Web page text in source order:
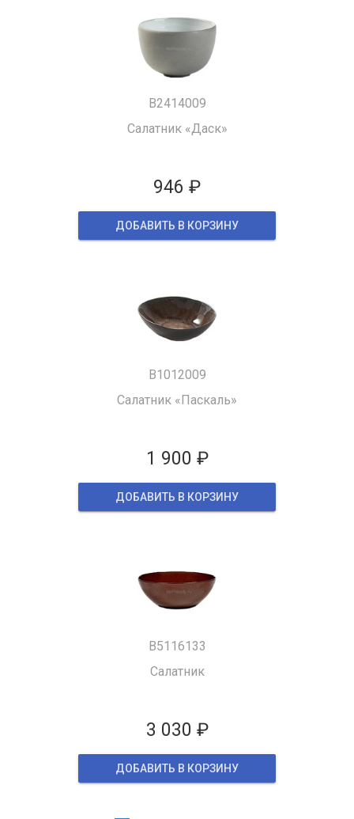
B2414009
Салатник «Даск»
946 ₽
ДОБАВИТЬ В КОРЗИНУ
B1012009
Салатник «Паскаль»
1 900 ₽
ДОБАВИТЬ В КОРЗИНУ
B5116133
Салатник
3 030 ₽
ДОБАВИТЬ В КОРЗИНУ